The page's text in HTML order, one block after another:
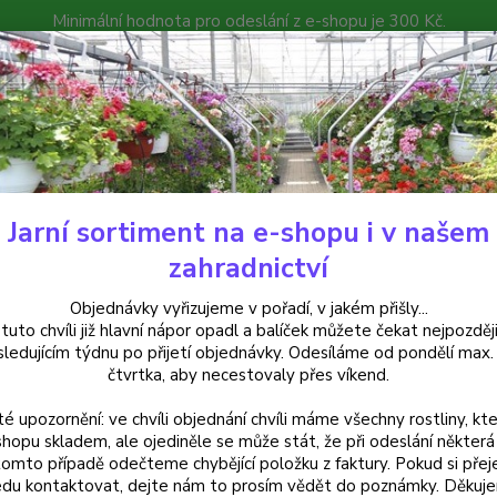
Minimální hodnota pro odeslání z e-shopu je 300 Kč.
můžete čekat nejpozději v následujícím týdnu po přijetí
Poradna Kontakty
Hledat
Pelargonie Pelargónie grandiflorum- Velvet Red, vzpřímený - 1 ks
grandiflorum- Velvet
barvy
s
Jarní sortiment na e-shopu i v našem
zahradnictví
Objednávky vyřizujeme v pořadí, v jakém přišly...
chvíli již hlavní nápor opadl a balíček můžete čekat
týdnu po přijetí objednávky. Odesíláme od pondělí
čtvrtka, aby necestovaly přes víkend.
upozornění: ve chvíli objednání chvíli máme všechny rostliny,
skladem, ale ojediněle se může stát, že při odeslání některá
případě odečteme chybějící položku z faktury. Pokud si
kontaktovat, dejte nám to prosím vědět do poznámky.